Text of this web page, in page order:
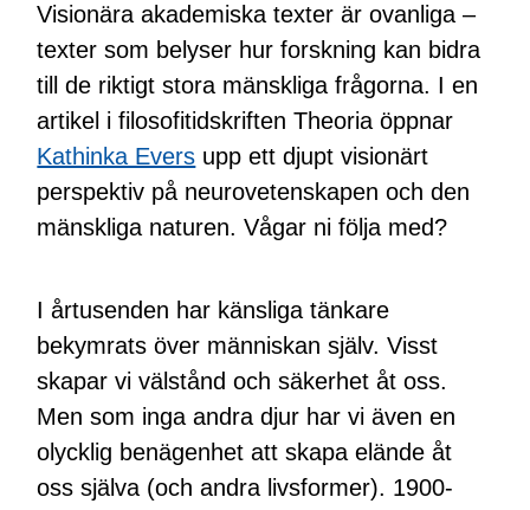
Visionära akademiska texter är ovanliga –
texter som belyser hur forskning kan bidra
till de riktigt stora mänskliga frågorna. I en
artikel i filosofitidskriften Theoria öppnar
Kathinka Evers upp ett djupt visionärt
perspektiv på neurovetenskapen och den
mänskliga naturen. Vågar ni följa med?
I årtusenden har känsliga tänkare
bekymrats över människan själv. Visst
skapar vi välstånd och säkerhet åt oss.
Men som inga andra djur har vi även en
olycklig benägenhet att skapa elände åt
oss själva (och andra livsformer). 1900-